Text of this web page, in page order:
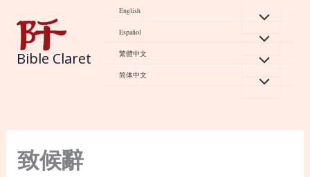
content
Bible Claret
English
Español
繁體中文
简体中文
致候辭